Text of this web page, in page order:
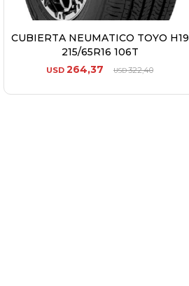
CUBIERTA NEUMATICO TOYO H19
215/65R16 106T
USD 264,37 USD322,40